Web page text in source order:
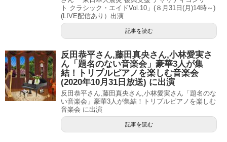
ト クラシック・エイドVol.10」(８月31日(月)14時～)
(LIVE配信あり）出演
記事を読む
反田恭平さん,藤田真央さん,小林愛実さ
ん「題名のない音楽会」豪華3人が集
結！トリプルピアノを楽しむ音楽会
(2020年10月31日放送) に出演
反田恭平さん,藤田真央さん,小林愛実さん「題名のな
い音楽会」豪華3人が集結！トリプルピアノを楽しむ
音楽会 に出演
記事を読む